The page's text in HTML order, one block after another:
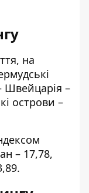
на
Швейцарія –
острови –
– 17,78,